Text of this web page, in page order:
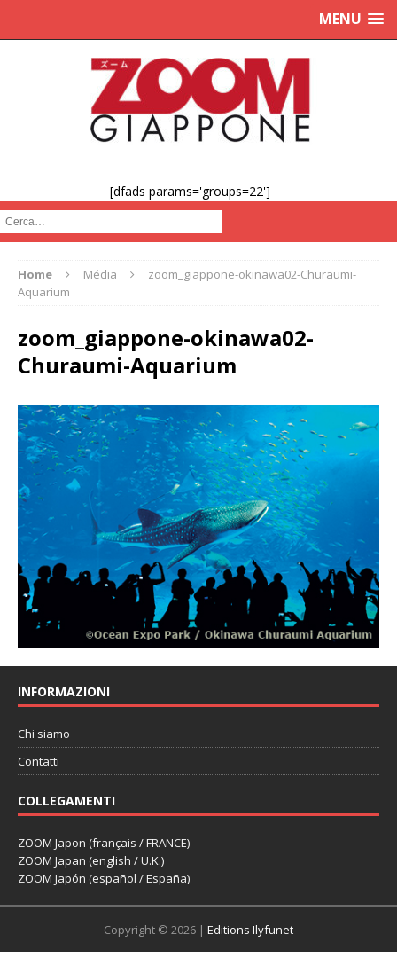
MENU
[dfads params='groups=22']
Cerca :
Home Média
zoom_giappone-okinawa02-Churaumi-
Aquarium
zoom_giappone-okinawa02-
Churaumi-Aquarium
INFORMAZIONI
Chi siamo
Contatti
COLLEGAMENTI
ZOOM Japon (français / FRANCE)
ZOOM Japan (english / U.K.)
ZOOM Japón (español / España)
Copyright © 2026 | Editions Ilyfunet